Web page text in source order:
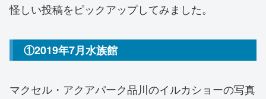
怪しい投稿をピックアップしてみました。
①2019年7月水族館
マクセル・アクアパーク品川のイルカショーの写真